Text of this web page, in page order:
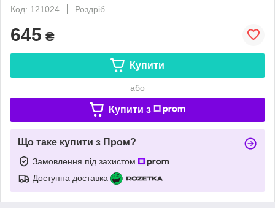
Код: 121024
Роздріб
645 ₴
Купити
або
Купити з
Що таке купити з Пром?
Замовлення під захистом
Доступна доставка